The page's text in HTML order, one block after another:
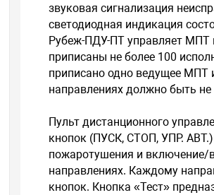
Осветительные установки
Промышленное оборудование
звуковая сигнализация
светодиодная индикация
Рубеж-ПДУ-ПТ управляет МПТ
приписаны не более 100
приписано одно ведущее МПТ
направлениях должно быть не
Пульт дистанционного
кнопок (ПУСК, СТОП, УПР.
пожаротушения и
направлениях. Каждому
кнопок. Кнопка «Тест»